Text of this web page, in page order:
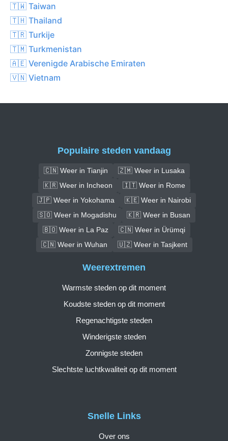
🇹🇼 Taiwan
🇹🇭 Thailand
🇹🇷 Turkije
🇹🇲 Turkmenistan
🇦🇪 Verenigde Arabische Emiraten
🇻🇳 Vietnam
Populaire steden vandaag
🇨🇳 Weer in Tianjin
🇿🇲 Weer in Lusaka
🇰🇷 Weer in Incheon
🇮🇹 Weer in Rome
🇯🇵 Weer in Yokohama
🇰🇪 Weer in Nairobi
🇸🇴 Weer in Mogadishu
🇰🇷 Weer in Busan
🇧🇴 Weer in La Paz
🇨🇳 Weer in Ürümqi
🇨🇳 Weer in Wuhan
🇺🇿 Weer in Tasjkent
Snelle Links
Over ons
Weerextremen
Warmste steden op dit moment
Koudste steden op dit moment
Regenachtigste steden
Winderigste steden
Zonnigste steden
Slechtste luchtkwaliteit op dit moment